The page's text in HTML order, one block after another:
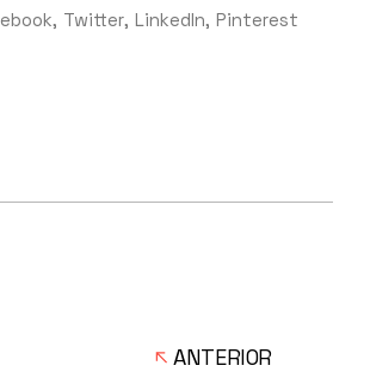
Twitter LinkedIn Pinterest
ANTERIOR